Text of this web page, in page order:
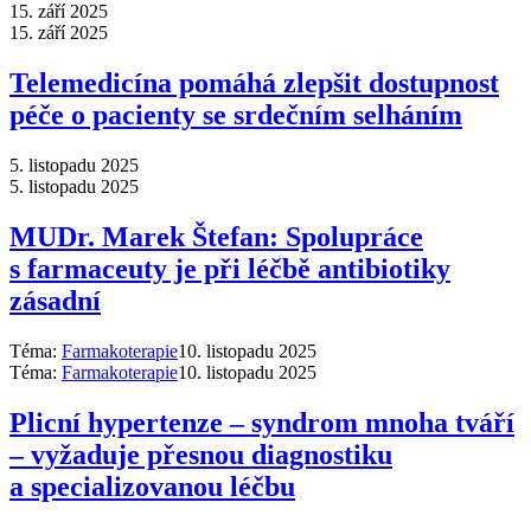
15. září 2025
15. září 2025
Telemedicína pomáhá zlepšit dostupnost
péče o pacienty se srdečním selháním
5. listopadu 2025
5. listopadu 2025
MUDr. Marek Štefan: Spolupráce
s farmaceuty je při léčbě antibiotiky
zásadní
Téma: Farmakoterapie10. listopadu 2025
Téma: Farmakoterapie10. listopadu 2025
Plicní hypertenze –⁠ syndrom mnoha tváří
–⁠ vyžaduje přesnou diagnostiku
a specializovanou léčbu